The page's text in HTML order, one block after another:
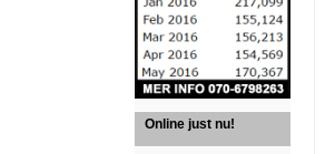
Online just nu!